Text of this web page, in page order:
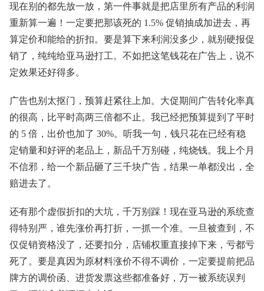
现在别的都先放一放，第一件事就是把店里所有产品的利润
重新算一遍！一定要把那该死的 1.5% 促销抽成加进去，再
算定价和能给的折扣。要是算下来利润没多少，就别硬报促
销了，纯纯给亚马逊打工。不如把这笔钱花在广告上，说不
定效果还好得多。
广告也别太抠门，预算赶紧往上加。大促期间广告转化率真
的很高，比平时高两三倍都不止。我已经把预算提到了平时
的 5 倍，出价也加了 30%。听我一句，钱只花在已经有稳
定销量和好评的老品上，新品千万别碰，纯烧钱。我上个月
不信邪，给一个新品砸了三千块广告，结果一单都没出，全
赔进去了。
还有那个虚假折扣的大坑，千万别踩！现在亚马逊的系统查
得特别严，谁先涨价再打折，一抓一个准。一旦被查到，不
仅促销资格没了，还要扣分，店铺权重直接掉下来，亏都亏
死了。要是真因为原材料涨价不得不调价，一定要提前把品
牌方的调价函、进货发票这些都准备好，万一被系统误判